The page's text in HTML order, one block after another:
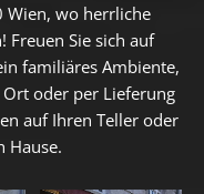
Wien, wo herrliche
Freuen Sie sich auf
familiäres Ambiente,
oder per Lieferung
auf Ihren Teller oder
Hause.